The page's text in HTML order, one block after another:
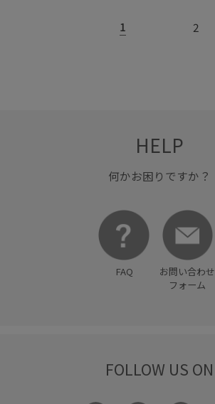
1 2
HELP
何かお困りですか？
FAQ
お問い合わせ
フォーム
FOLLOW US ON